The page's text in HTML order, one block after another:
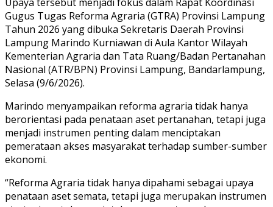
Gugus Tugas Reforma Agraria (GTRA) Provinsi Lampung
Tahun 2026 yang dibuka Sekretaris Daerah Provinsi
Lampung Marindo Kurniawan di Aula Kantor Wilayah
Kementerian Agraria dan Tata Ruang/Badan Pertanahan
Nasional (ATR/BPN) Provinsi Lampung, Bandarlampung,
Selasa (9/6/2026).
Marindo menyampaikan reforma agraria tidak hanya
berorientasi pada penataan aset pertanahan, tetapi juga
menjadi instrumen penting dalam menciptakan
pemerataan akses masyarakat terhadap sumber-sumber
ekonomi.
“Reforma Agraria tidak hanya dipahami sebagai upaya
penataan aset semata, tetapi juga merupakan instrumen